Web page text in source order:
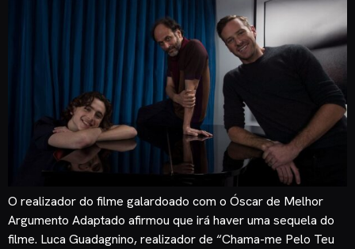
O realizador do filme galardoado com o Óscar de Melhor
Argumento Adaptado afirmou que irá haver uma sequela do
filme. Luca Guadagnino, realizador de “Chama-me Pelo Teu